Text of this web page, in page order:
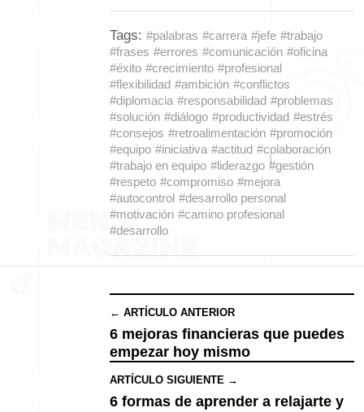
Tags: #palabras #carrera #jefe #trabajo
#frases #errores #comunicación #oficina
#éxito #crecimiento #profesional
#flexibilidad #ambición #conflictos
#diplomacia #responsabilidad #problemas
#solución #diálogo #productividad #estrés
#consejos #retroalimentación #promoción
#equipo #iniciativa #actitud #colaboración
#trabajo en equipo #liderazgo #gestión
#respeto #compromiso #mejora
#autocontrol #desarrollo personal
#motivación #camino profesional
#desarrollo
← ARTÍCULO ANTERIOR
6 mejoras financieras que puedes
empezar hoy mismo
ARTÍCULO SIGUIENTE →
6 formas de aprender a relajarte y